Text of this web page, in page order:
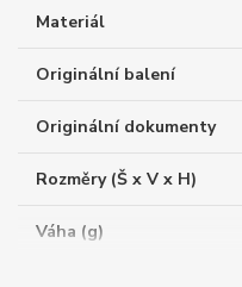
Materiál
Originální balení
Originální dokumenty
Rozměry (Š x V x H)
Váha (g)